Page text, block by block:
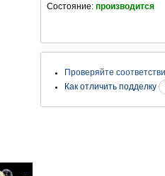
Состояние: производится
Проверяйте
Как отличить подделку